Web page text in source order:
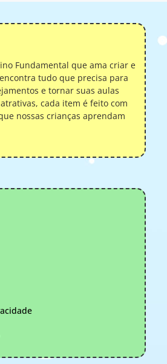
Fundamental que ama criar e
tudo que precisa para
e tornar suas aulas
cada item é feito com
nossas crianças aprendam